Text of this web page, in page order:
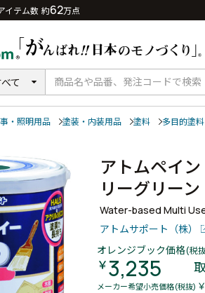
イテム数 約62万点
て
・照明用品 塗装・内装用品 塗料 多目的塗料
アトムペイ
リーグリーン
Water-based Multi
アトムサポート（株）
オレンジブック価格(税
￥3,235
メーカー希望小売価格(税抜)